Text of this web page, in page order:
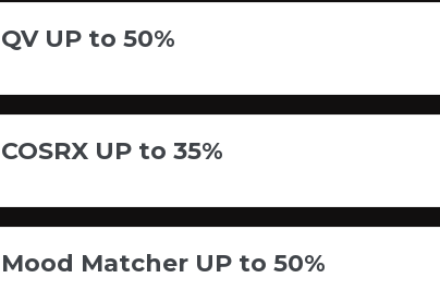
QV UP to 50%
COSRX UP to 35%
Mood Matcher UP to 50%